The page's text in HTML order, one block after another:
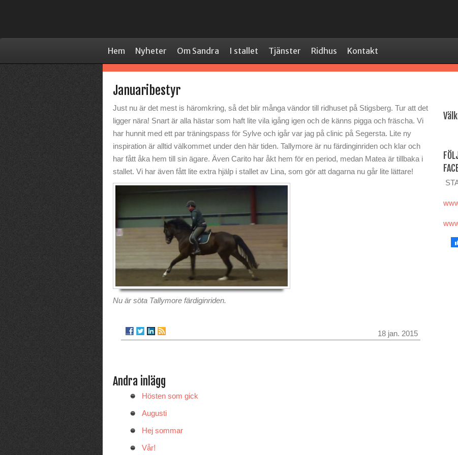
Hem Nyheter Om Sandra I stallet Tjänster Ridhus Kontakt
Januaribestyr
Just nu är det mest is häromkring, så det blir många vändor till ridhuset på Stigsberg. Tur att det
ligger nära! Snart är alla hästar som haft lite vila igång igen och de känns pigga och fräscha. Vi
har hunnit med ett par träningspass för Sylve och igår var jag på clinic på Segersta. Lite ny
inspiration är alltid välkommet under den här tiden. Tallymore är nu färdinginriden och klar och
har fått åka hem till sin ägare. Även Carito har åkt hem för en period, medan Matea är tillbaka i
stallet. Vi har även fått lite extra hjälp i stallet av Lina, som gör att dagarna nu går lite lättare!
Nu är söta Tallymore färdiginriden.
18 jan. 2015
Andra inlägg
Hösten som gick
Augusti
Hej sommar
Vår!